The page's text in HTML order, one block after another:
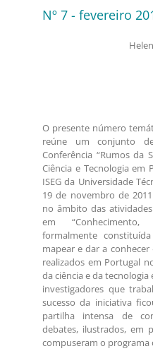
Nº 7 - fevereiro
O presente número
reúne um conjunto
Conferência “Rumos da
Ciência e Tecnologia em
ISEG da Universidade
19 de novembro de
no âmbito das
em
formalmente
mapear e dar a
realizados em Portugal
da ciência e da
investigadores que
sucesso da iniciativa
partilha intensa de
debates, ilustrados, em
compuseram o programa